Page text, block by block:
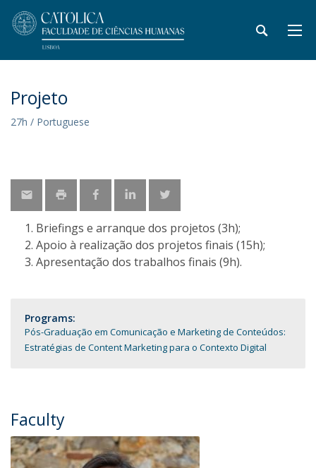
Projeto
27h / Portuguese
Briefings e arranque dos projetos (3h);
Apoio à realização dos projetos finais (15h);
Apresentação dos trabalhos finais (9h).
Programs:
Pós-Graduação em Comunicação e Marketing de Conteúdos:
Estratégias de Content Marketing para o Contexto Digital
Faculty